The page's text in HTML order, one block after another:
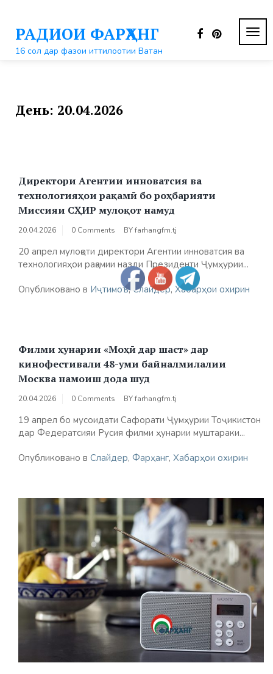
контентуРАДИОИ ФАРҲАНГ
16 сол дар фазои иттилоотии Ватан
День: 20.04.2026
Директори Агентии инноватсия ва
технологияҳои рақамӣ бо роҳбарияти
Миссияи СҲИР мулоқот намуд
20.04.2026 0 Comments BYfarhangfm.tj
20 апрел мулоқоти директори Агентии инноватсия ва
технологияҳои рақамии назди Президенти Ҷумҳурии...
Опубликовано в Иҷтимоъ, Слайдер, Хабарҳои охирин
Филми ҳунарии «Моҳӣ дар шаст» дар
кинофестивали 48-уми байналмилалии
Москва намоиш дода шуд
20.04.2026 0 Comments BYfarhangfm.tj
19 апрел бо мусоидати Сафорати Ҷумҳурии Тоҷикистон
дар Федератсияи Русия филми ҳунарии муштараки...
Опубликовано в Слайдер, Фарҳанг, Хабарҳои охирин